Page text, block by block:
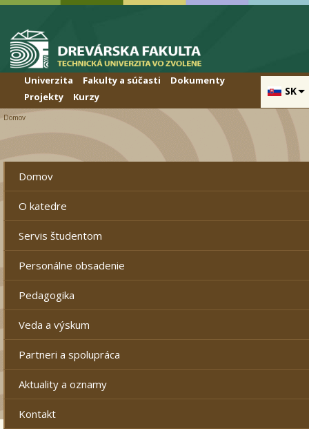
Skip to cookies
Skip to navigation
Skočiť na hlavný obsah
SK
Univerzita Fakulty a súčasti
Dokumenty
Projekty
Kurzy
Domov
Domov
O katedre
Servis študentom
Personálne obsadenie
Pedagogika
Veda a výskum
Partneri a spolupráca
Aktuality a oznamy
Kontakt
Chybová správa